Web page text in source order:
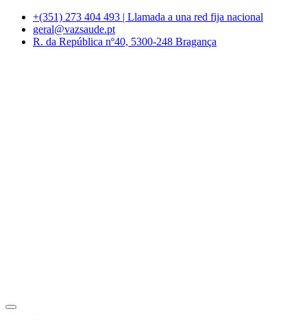
+(351) 273 404 493 | Llamada a una red fija nacional
geral@vazsaude.pt
R. da República nº40, 5300-248 Bragança